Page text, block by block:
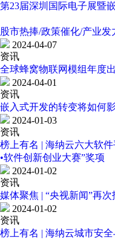
第23届深圳国际电子展暨
股市热捧/政策催化/产业发
2024-04-07
资讯
全球蜂窝物联网模组年度
2024-04-01
资讯
嵌入式开发的转变将如何
2024-01-03
资讯
榜上有名 | 海纳云六大软
•软件创新创业大赛”奖项
2024-01-02
资讯
媒体聚焦 | “央视新闻”再
2024-01-02
资讯
榜上有名 | 海纳云城市安